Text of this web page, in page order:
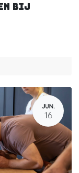
bij
JUN.
16